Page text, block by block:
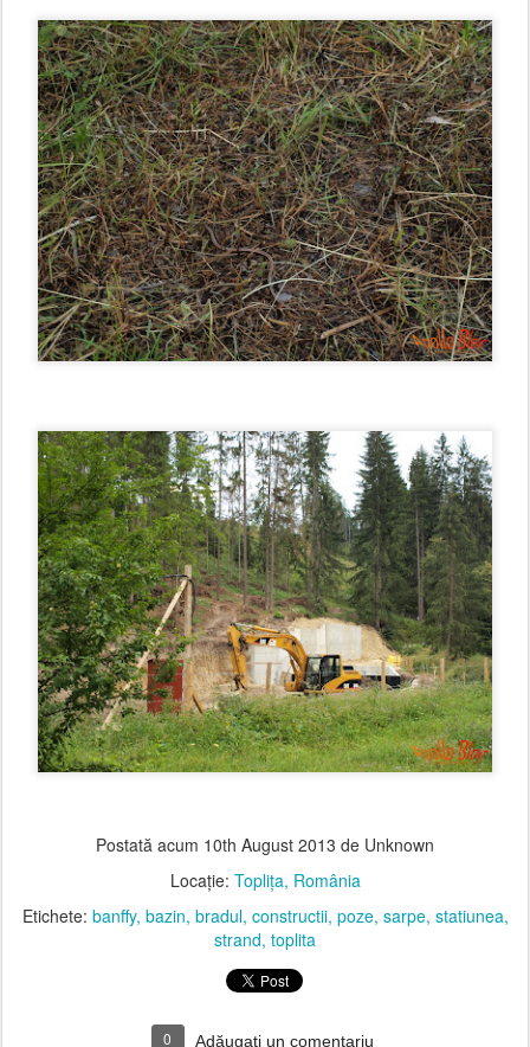
Postată acum 10th August 2013 de Unknown
Locație: Toplița, România
Etichete: banffy bazin bradul constructii poze sarpe statiunea
strand toplita
0 Adăugați un comentariu